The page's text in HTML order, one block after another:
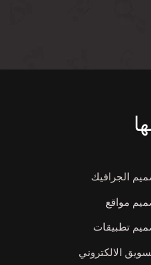
الجرافيك
مواقع
تطبيقات
الالكتروني